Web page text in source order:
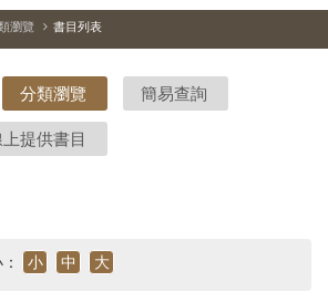
閉
站
停、
圖
圖
結
瀏覽 書目列表
分類瀏覽 簡易查詢
提供書目
小 中 大